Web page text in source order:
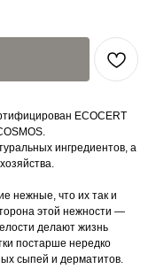
ECOCERT
ингредиентов, а
нежные, что их так и
этой нежности —
делают жизнь
постарше нередко
сыпей и дерматитов.